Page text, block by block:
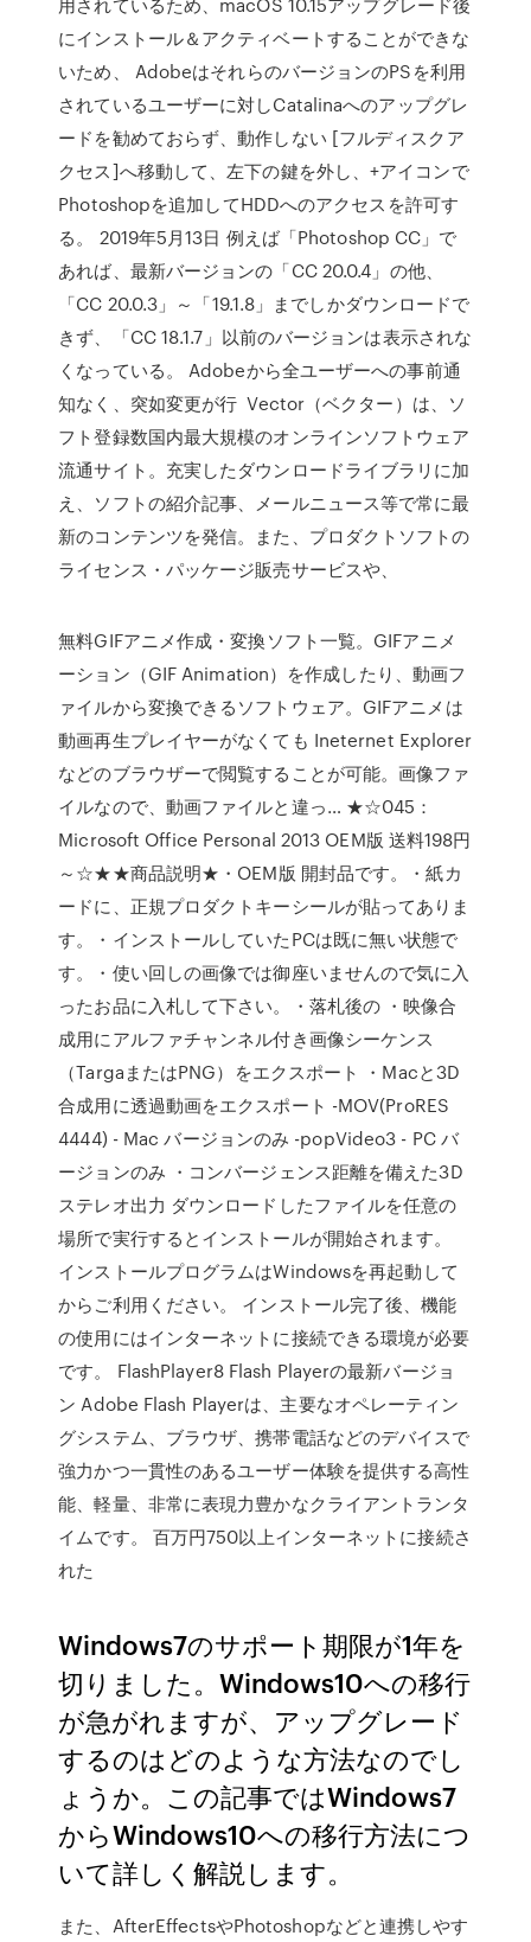
にインストール＆アクティベートすることができな
いため、 AdobeはそれらのバージョンのPSを利用
されているユーザーに対しCatalinaへのアップグレ
ードを勧めておらず、動作しない [フルディスクア
クセス]へ移動して、左下の鍵を外し、+アイコンで
Photoshopを追加してHDDへのアクセスを許可す
る。 2019年5月13日 例えば「Photoshop CC」で
あれば、最新バージョンの「CC 20.0.4」の他、
「CC 20.0.3」～「19.1.8」までしかダウンロードで
きず、「CC 18.1.7」以前のバージョンは表示されな
くなっている。 Adobeから全ユーザーへの事前通
知なく、突如変更が行 Vector（ベクター）は、ソ
フト登録数国内最大規模のオンラインソフトウェア
流通サイト。充実したダウンロードライブラリに加
え、ソフトの紹介記事、メールニュース等で常に最
新のコンテンツを発信。また、プロダクトソフトの
ライセンス・パッケージ販売サービスや、
無料GIFアニメ作成・変換ソフト一覧。GIFアニメ
ーション（GIF Animation）を作成したり、動画フ
ァイルから変換できるソフトウェア。GIFアニメは
動画再生プレイヤーがなくても Ineternet Explorer
などのブラウザーで閲覧することが可能。画像ファ
イルなので、動画ファイルと違っ… ★☆045：
Microsoft Office Personal 2013 OEM版 送料198円
～☆★★商品説明★・OEM版 開封品です。・紙カ
ードに、正規プロダクトキーシールが貼ってありま
す。・インストールしていたPCは既に無い状態で
す。・使い回しの画像では御座いませんので気に入
ったお品に入札して下さい。・落札後の ・映像合
成用にアルファチャンネル付き画像シーケンス
（TargaまたはPNG）をエクスポート ・Macと3D
合成用に透過動画をエクスポート -MOV(ProRES
4444) - Mac バージョンのみ -popVideo3 - PC バ
ージョンのみ ・コンバージェンス距離を備えた3D
ステレオ出力 ダウンロードしたファイルを任意の
場所で実行するとインストールが開始されます。
インストールプログラムはWindowsを再起動して
からご利用ください。 インストール完了後、機能
の使用にはインターネットに接続できる環境が必要
です。 FlashPlayer8 Flash Playerの最新バージョ
ン Adobe Flash Playerは、主要なオペレーティン
グシステム、ブラウザ、携帯電話などのデバイスで
強力かつ一貫性のあるユーザー体験を提供する高性
能、軽量、非常に表現力豊かなクライアントランタ
イムです。 百万円750以上インターネットに接続さ
れた
Windows7のサポート期限が1年を
切りました。Windows10への移行
が急がれますが、アップグレード
するのはどのような方法なのでし
ょうか。この記事ではWindows7
からWindows10への移行方法につ
いて詳しく解説します。
また、AfterEffectsやPhotoshopなどと連携しやす